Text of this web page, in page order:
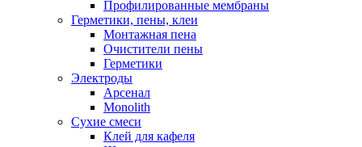
Профилированные мембраны
Герметики, пены, клеи
Монтажная пена
Очистители пены
Герметики
Электроды
Арсенал
Monolith
Сухие смеси
Клей для кафеля